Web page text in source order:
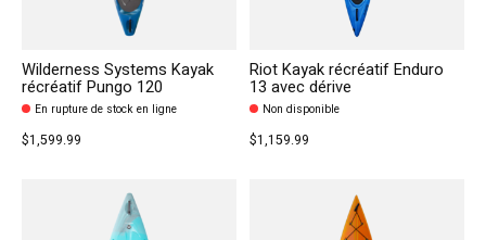
Wilderness Systems Kayak
récréatif Pungo 120
En rupture de stock en ligne
$1,599.99
Riot Kayak récréatif Enduro
13 avec dérive
Non disponible
$1,159.99